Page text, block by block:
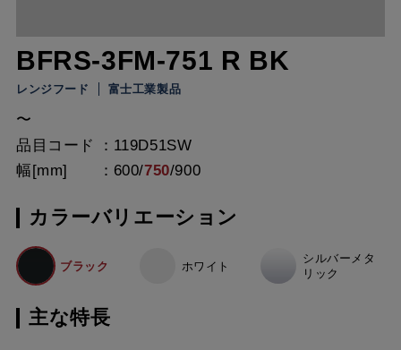
BFRS-3FM-751 R BK
レンジフード 富士工業製品
〜
品目コード
119D51SW
幅[mm]
600/750/900
カラーバリエーション
ブラック ホワイト
シルバーメタ
リック
主な特長